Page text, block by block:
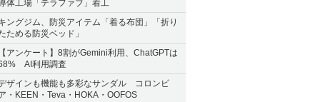
体工場「テラファブ」着工
ングジム、防災アイテム「着る布団」「折り
ためる防災ベッド」
アンケート】8割がGemini利用、ChatGPTは
AI利用調査
ザインも機能も多彩なサンダル コロンビ
・KEEN・Teva・HOKA・OOFOS